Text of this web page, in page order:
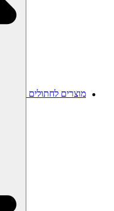
מוצרים לחתולים